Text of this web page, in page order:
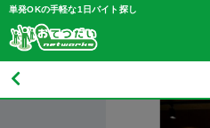
単発OKの手軽な1日バイト探し